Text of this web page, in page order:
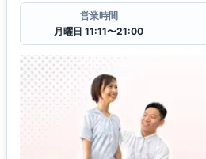
営業時間
月曜日 11:11〜21:00